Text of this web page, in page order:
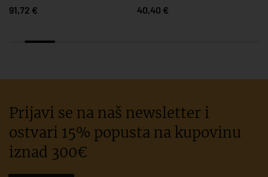
40,40 €
Prijavi se na naš newsletter i
ostvari 15% popusta na kupovinu
iznad 300€